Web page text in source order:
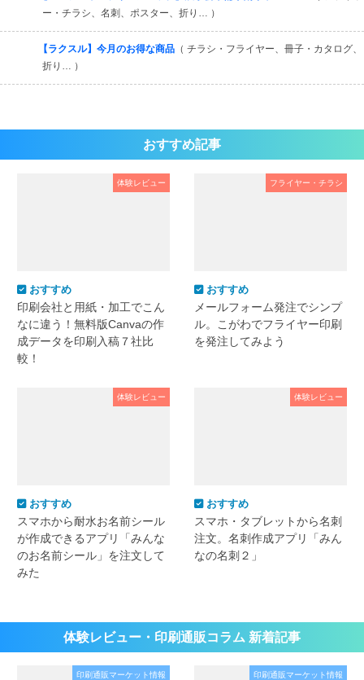
ー・チラシ、名刺、ポスター、折り… ）
【ラクスル】今月のお得な商品 （ チラシ・フライヤー、冊子・カタログ、
折り… ）
おすすめ記事
体験レビュー
おすすめ
印刷会社と用紙・加工でこん
なに違う！無料版Canvaの作
成データを印刷入稿７社比
較！
フライヤー・チラシ
おすすめ
メールフォーム発注でシンプ
ル。こがわでフライヤー印刷
を発注してみよう
体験レビュー
おすすめ
スマホから耐水お名前シール
が作成できるアプリ「みんな
のお名前シール」を注文して
みた
体験レビュー
おすすめ
スマホ・タブレットから名刺
注文。名刺作成アプリ「みん
なの名刺２」
体験レビュー・印刷通販コラム 新着記事
印刷通販マーケット情報 印刷通販マーケット情報